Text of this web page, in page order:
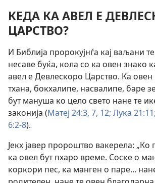
КЕДА КА АВЕЛ Е
ЦАРСТВО?
И Библија пророкујнѓа кај ваљани
несаве буќа, кола со ка овен знако
авел е Девлескоро Царство. Ка овен
тхана, бокхалипе, насвалипе, баре
бут мануша ко цело свето нане те
законија (Матеј 24:3, 7, 12; Лука 21:11;
6:2-8).
Јекх јавер пророштво вакерела: „Ко
ка овел бут пхаро време. Соске о
коркори пес, ка манген о паре...